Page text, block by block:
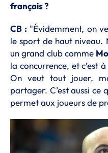
français ?
CB : "Évidemment, on
le sport de haut niveau.
un grand club comme
la concurrence, et c’est
On veut tout jouer,
partager. C’est aussi
permet aux joueurs de